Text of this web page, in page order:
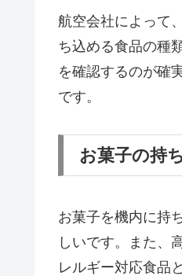
航空会社によって
ち込める食品の種
を確認するのが確
です。
お菓子の持
お菓子を機内に持
しいです。また、
レルギー対応食品